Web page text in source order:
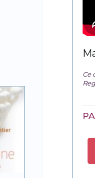
Ce